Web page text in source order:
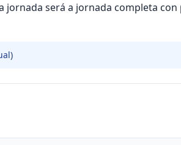
jornada será a jornada completa